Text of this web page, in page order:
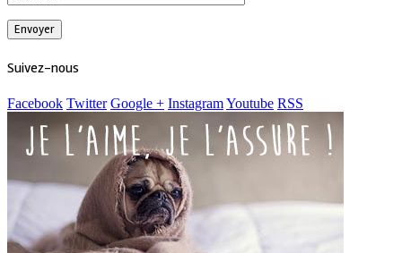
Suivez-nous
Facebook Twitter Google + InstagramYoutube RSS